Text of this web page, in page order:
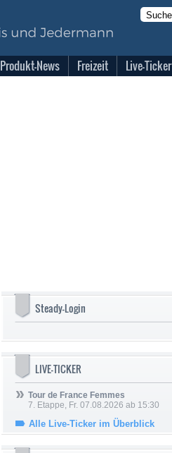
Produkt-News Freizeit Live-Ticker
Steady-Login
LIVE-TICKER
Tour de France Femmes
7. Etappe, Fr. 07.08.2026 ab 15:30
Alle Live-Ticker im Überblick